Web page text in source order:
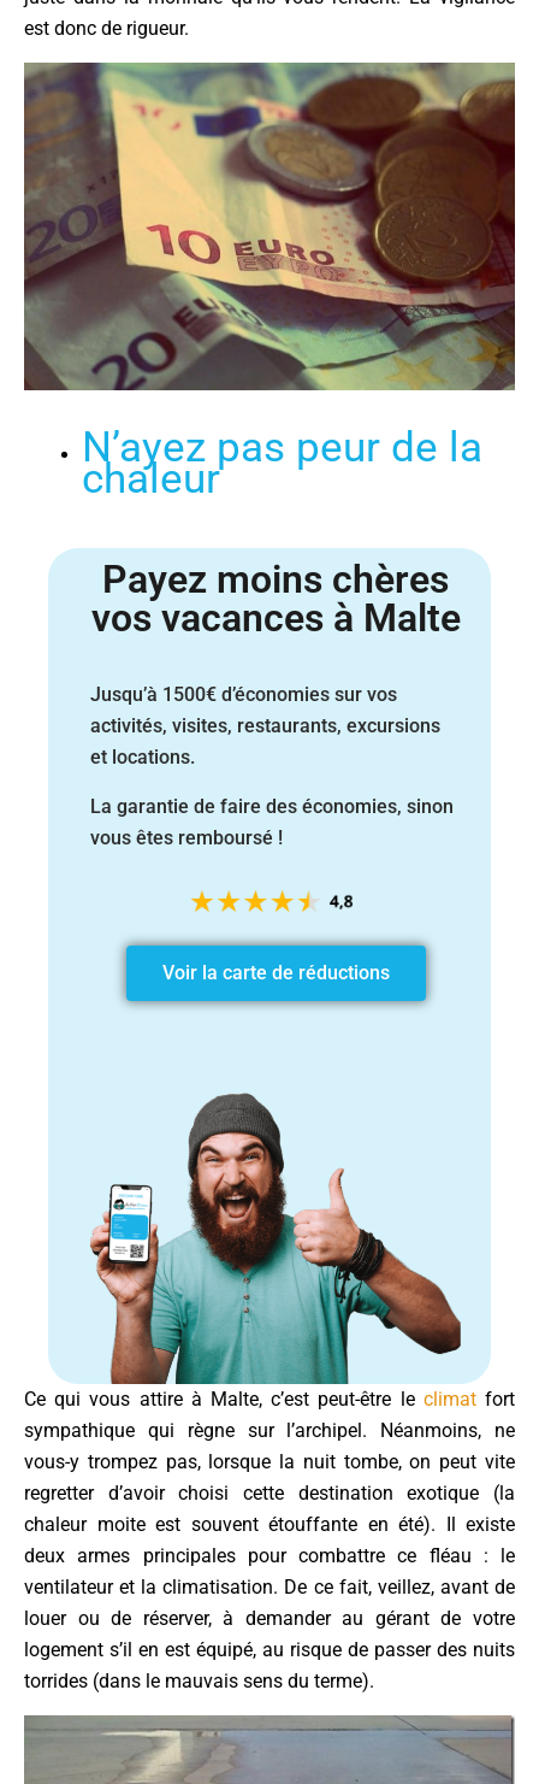
est donc de rigueur.
N’ayez pas peur de la
chaleur
Payez moins chères
vos vacances à Malte
Jusqu’à 1500€ d’économies sur vos
activités, visites, restaurants, excursions
et locations.
La garantie de faire des économies, sinon
vous êtes remboursé !
Voir la carte de réductions
Ce qui vous attire à Malte, c’est peut-être le climatfort
sympathique qui règne sur l’archipel. Néanmoins, ne
vous-y trompez pas, lorsque la nuit tombe, on peut vite
regretter d’avoir choisi cette destination exotique (la
chaleur moite est souvent étouffante en été). Il existe
deux armes principales pour combattre ce fléau : le
ventilateur et la climatisation. De ce fait, veillez, avant de
louer ou de réserver, à demander au gérant de votre
logement s’il en est équipé, au risque de passer des nuits
torrides (dans le mauvais sens du terme).